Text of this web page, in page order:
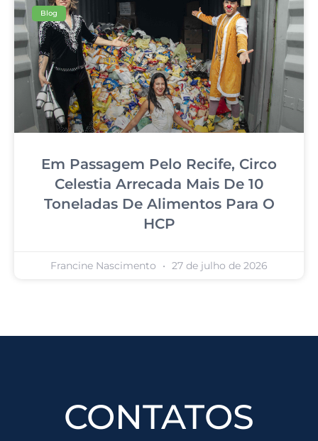
Blog
Em Passagem Pelo Recife, Circo
Celestia Arrecada Mais De 10
Toneladas De Alimentos Para O
HCP
Francine Nascimento 27 de julho de 2026
CONTATOS